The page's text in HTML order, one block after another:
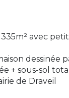
avec
dessinée
+ sous-sol
de Draveil